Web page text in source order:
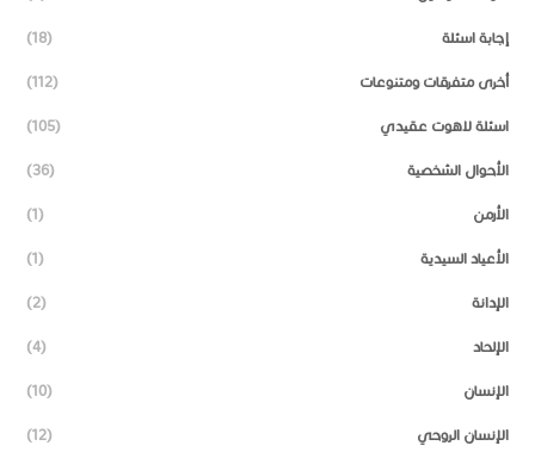
إجابة اسئلة (18)
أخرى متفرقات ومتنوعات (112)
اسئلة لاهوت عقيدي (105)
الأحوال الشخصية (36)
الأرمن (1)
الأعياد السيدية (1)
الإدانة (2)
الإلحاد (4)
الإنسان (10)
الإنسان الروحي (12)